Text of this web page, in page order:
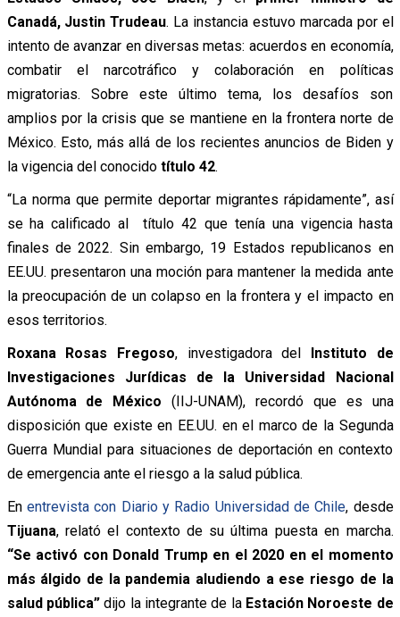
Canadá, Justin Trudeau. La instancia estuvo marcada por el
intento de avanzar en diversas metas: acuerdos en economía,
combatir el narcotráfico y colaboración en políticas
migratorias. Sobre este último tema, los desafíos son
amplios por la crisis que se mantiene en la frontera norte de
México. Esto, más allá de los recientes anuncios de Biden y
la vigencia del conocido título 42.
“La norma que permite deportar migrantes rápidamente”, así
se ha calificado al título 42 que tenía una vigencia hasta
finales de 2022. Sin embargo, 19 Estados republicanos en
EE.UU. presentaron una moción para mantener la medida ante
la preocupación de un colapso en la frontera y el impacto en
esos territorios.
Roxana Rosas Fregoso, investigadora del Instituto de
Investigaciones Jurídicas de la Universidad Nacional
Autónoma de México (IIJ-UNAM), recordó que es una
disposición que existe en EE.UU. en el marco de la Segunda
Guerra Mundial para situaciones de deportación en contexto
de emergencia ante el riesgo a la salud pública.
En entrevista con Diario y Radio Universidad de Chile, desde
Tijuana, relató el contexto de su última puesta en marcha.
“Se activó con Donald Trump en el 2020 en el momento
más álgido de la pandemia aludiendo a ese riesgo de la
salud pública”dijo la integrante de la Estación Noroeste de